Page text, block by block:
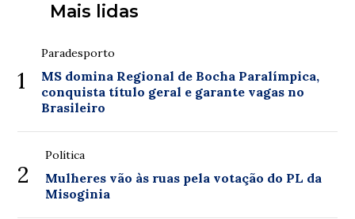
Mais lidas
1
Paradesporto
MS domina Regional de Bocha Paralímpica,
conquista título geral e garante vagas no
Brasileiro
2
Política
Mulheres vão às ruas pela votação do PL da
Misoginia